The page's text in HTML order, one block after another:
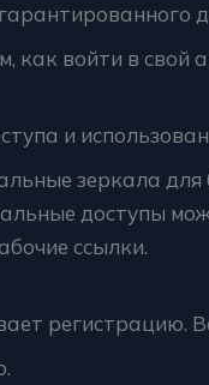
как войти в свой
и
зеркала для
доступы
ссылки.
регистрацию.